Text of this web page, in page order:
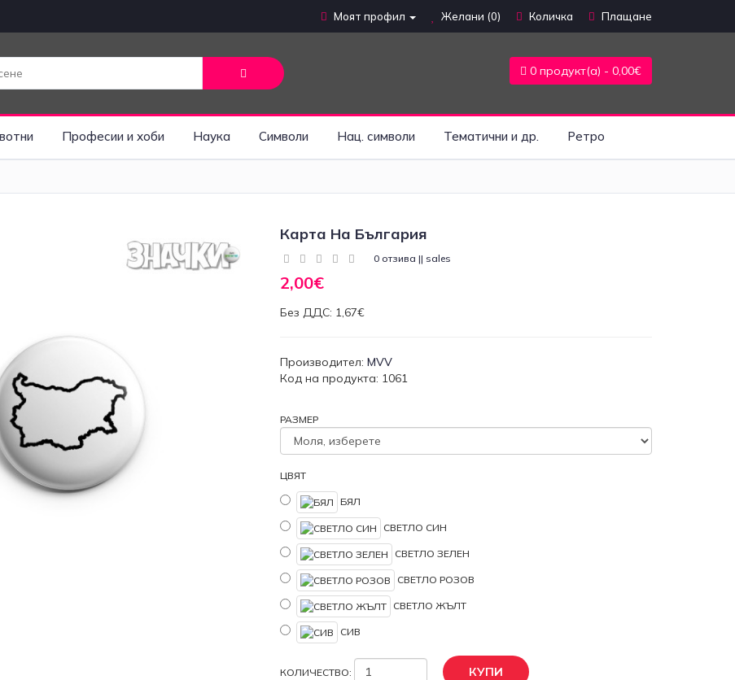
Моят профил Желани (0) Количка Плащане
0 продукт(а) - 0,00€
Професии и хоби Наука Символи Нац. символи Тематични и др. Ретро
Карта На България
0 отзива || sales
2,00€
Без ДДС: 1,67€
Производител: MVV
Код на продукта: 1061
РАЗМЕР
ЦВЯТ
БЯЛ
СВЕТЛО СИН
СВЕТЛО ЗЕЛЕН
СВЕТЛО РОЗОВ
СВЕТЛО ЖЪЛТ
СИВ
КОЛИЧЕСТВО: КУПИ